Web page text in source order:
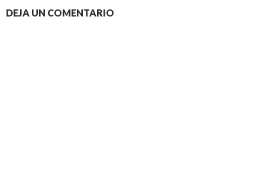
DEJA UN COMENTARIO